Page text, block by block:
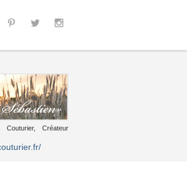
Créateur